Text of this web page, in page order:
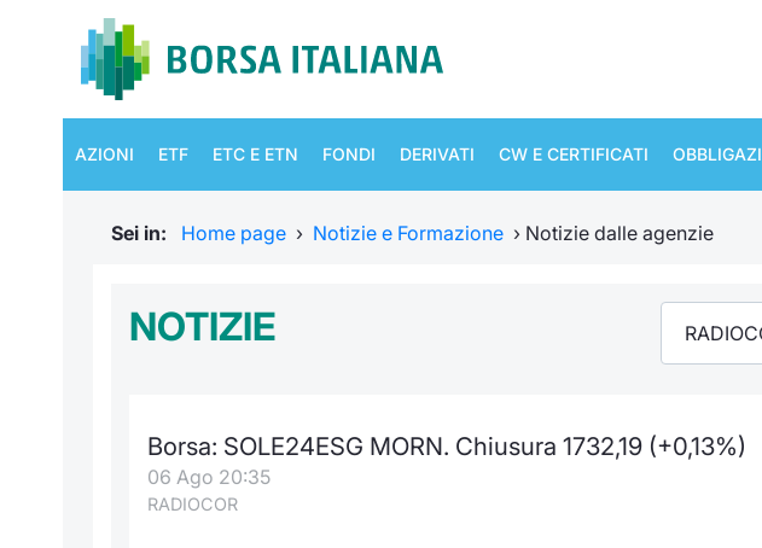
AZIONI ETF ETC E ETN FONDI DERIVATI CW E CERTIFICATI
Sei in: Home page › Notizie e Formazione › Notizie dalle agenzie
NOTIZIE
Borsa: SOLE24ESG MORN. Chiusura 1732,19 (+0,13%)
06 Ago 20:35
RADIOCOR